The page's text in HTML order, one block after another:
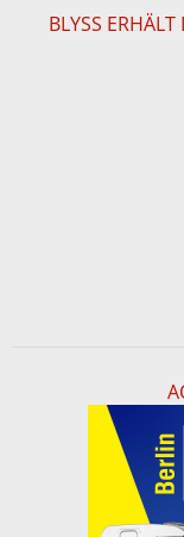
BLYSS